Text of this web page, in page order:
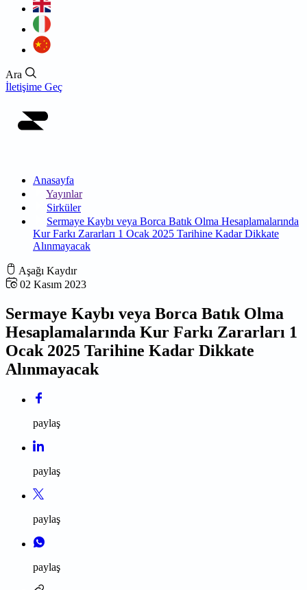
Ara
İletişime Geç
Anasayfa
Yayınlar
Sirküler
Sermaye Kaybı veya Borca Batık Olma Hesaplamalarında
Kur Farkı Zararları 1 Ocak 2025 Tarihine Kadar Dikkate
Alınmayacak
Aşağı Kaydır
02 Kasım 2023
Sermaye Kaybı veya Borca Batık Olma
Hesaplamalarında Kur Farkı Zararları 1
Ocak 2025 Tarihine Kadar Dikkate
Alınmayacak
paylaş
paylaş
paylaş
paylaş